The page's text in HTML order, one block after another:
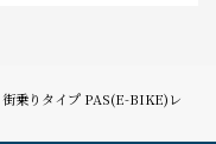
街乗りタイプ PAS(E-BIKE)レ